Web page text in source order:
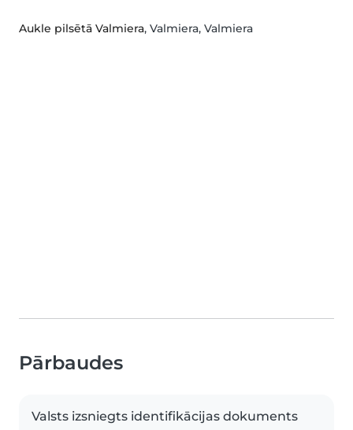
Aukle pilsētā Valmiera, Valmiera, Valmiera
Pārbaudes
Valsts izsniegts identifikācijas dokuments